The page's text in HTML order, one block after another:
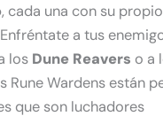
, cada una con su
a tus
los Dune Reavers o a
Rune Wardens están
que son luchadores